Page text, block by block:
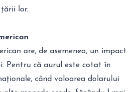
lor.
are, de asemenea, un impact
Pentru că aurul este cotat în
când valoarea dolarului